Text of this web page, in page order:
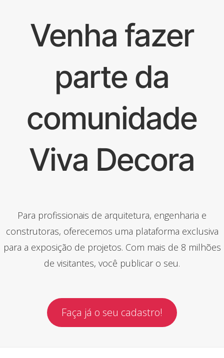
Venha fazer
parte da
comunidade
Viva Decora
Para profissionais de arquitetura, engenharia e
construtoras, oferecemos uma plataforma exclusiva
para a exposição de projetos. Com mais de 8 milhões
de visitantes, você publicar o seu.
Faça já o seu cadastro!